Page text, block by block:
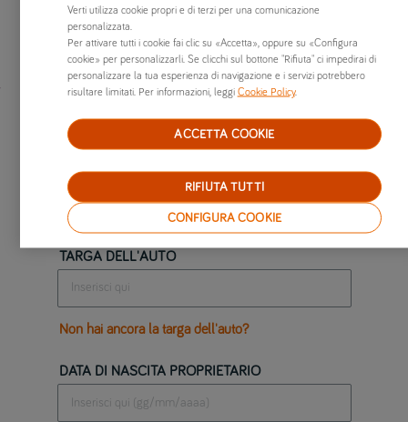
assicurazione casa

Calcola un preventivo per la tua auto
TARGA DELL'AUTO
Non hai ancora la targa dell'auto?
DATA DI NASCITA PROPRIETARIO
Verti utilizza cookie propri e di terzi per una comunicazione
personalizzata.
Per attivare tutti i cookie fai clic su «Accetta», oppure su «Configura
cookie» per personalizzarli. Se clicchi sul bottone "Rifiuta" ci impedirai di
personalizzare la tua esperienza di navigazione e i servizi potrebbero
risultare limitati. Per informazioni, leggi Cookie Policy.
CONFIGURA COOKIE
RIFIUTA TUTTI
ACCETTA COOKIE